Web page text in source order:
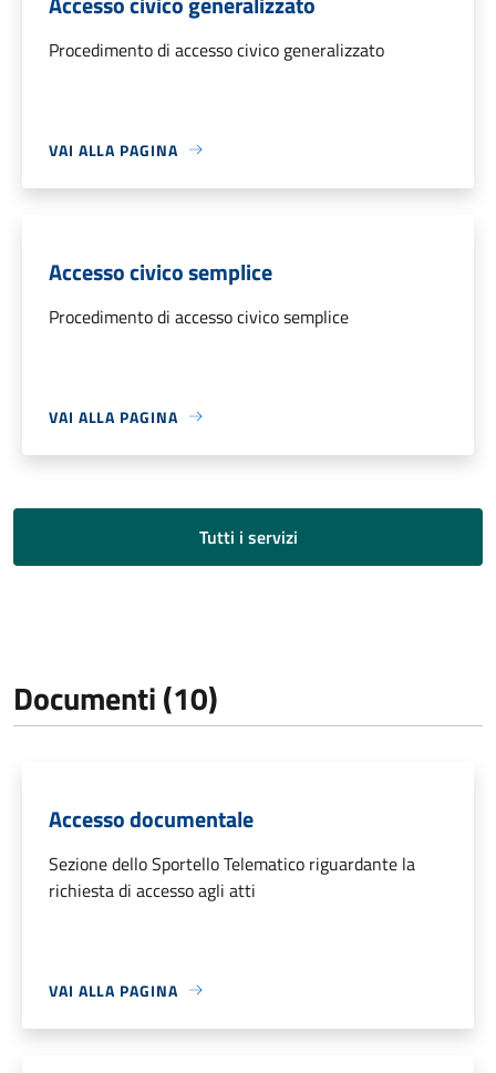
Procedimento di accesso civico generalizzato
VAI ALLA PAGINA
Accesso civico semplice
Procedimento di accesso civico semplice
VAI ALLA PAGINA
Tutti i servizi
Documenti (10)
Accesso documentale
Sezione dello Sportello Telematico riguardante la
richiesta di accesso agli atti
VAI ALLA PAGINA